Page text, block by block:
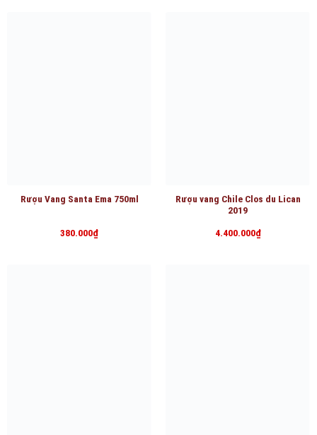
Rượu Vang Santa Ema 750ml
380.000₫
Rượu vang Chile Clos du Lican
2019
4.400.000₫